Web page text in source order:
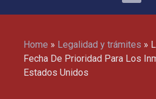
Home » Legalidad y trámites »
Fecha De Prioridad Para Los
Estados Unidos